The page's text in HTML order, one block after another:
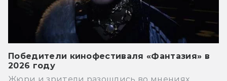
Победители кинофестиваля «Фантазия» в
2026 году
Жюри и зрители разошлись во мнениях